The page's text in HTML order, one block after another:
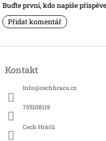
Buďte první, kdo napíše
Přidat komentář
pKontakt
Info@cechhracu.cz
705108119
Cech Hráčů